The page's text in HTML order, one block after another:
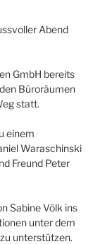
Abend
GmbH bereits
Büroräumen
statt.
einem
Waraschinski
Freund Peter
Sabine Völk ins
unter dem
unterstützen.